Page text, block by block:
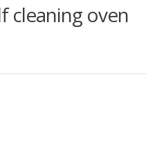
cleaning oven